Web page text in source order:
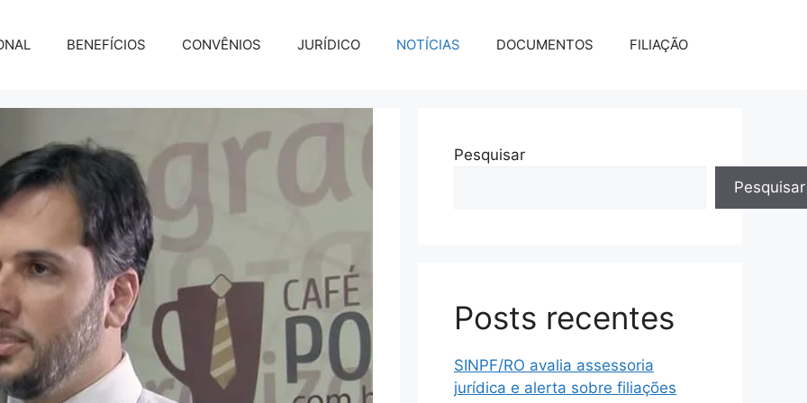
BENEFÍCIOS CONVÊNIOS JURÍDICO NOTÍCIAS DOCUMENTOS FILIAÇÃO
Pesquisar
Pesquisar
Posts recentes
SINPF/RO avalia assessoria
jurídica e alerta sobre filiações